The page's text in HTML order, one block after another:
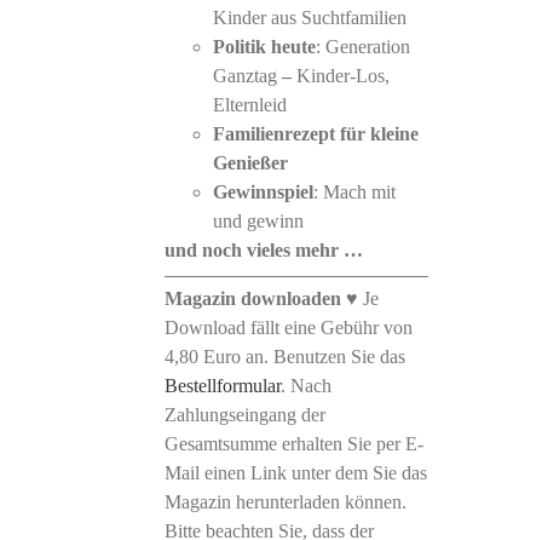
Kinder aus Suchtfamilien
Politik heute: Generation
Ganztag –Kinder-Los,
Elternleid
Familienrezept für kleine
Genießer
Gewinnspiel: Mach mit
und gewinn
und noch vieles mehr …
Magazin downloaden ♥ Je
Download fällt eine Gebühr von
4,80 Euro an. Benutzen Sie das
Bestellformular. Nach
Zahlungseingang der
Gesamtsumme erhalten Sie per E-
Mail einen Link unter dem Sie das
Magazin herunterladen können.
Bitte beachten Sie, dass der